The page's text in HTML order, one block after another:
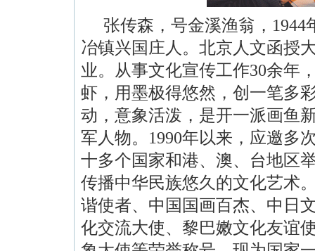
张传森，号金溪渔翁， 1944
冶镇兴国庄人。北京人文函授
业。从事文化宣传工作30余年
虾，用墨极得悠然，创一笔多
动，意象活泼，是开一派画鱼
军人物。 1990年以来，应邀多
十多个国家和港、澳、台地区
传播中华民族悠久的文化艺术
谐使者、中国国画百杰、中日
化交流大使、黎巴嫩文化友谊